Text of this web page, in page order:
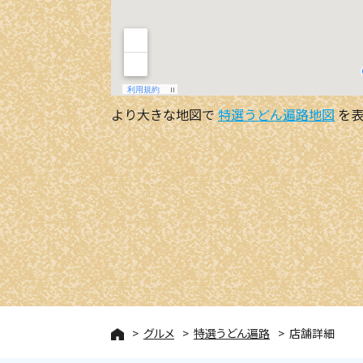
より大きな地図で特選うどん遍路地図を
グルメ 特選うどん遍路 店舗詳細